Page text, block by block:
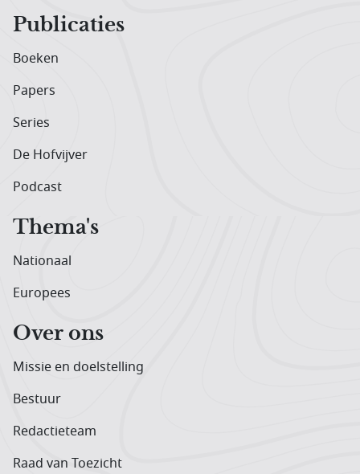
Publicaties
Boeken
Papers
Series
De Hofvijver
Podcast
Thema's
Nationaal
Europees
Over ons
Missie en doelstelling
Bestuur
Redactieteam
Raad van Toezicht